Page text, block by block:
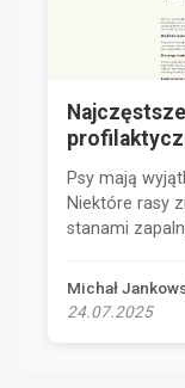
Psy mają
Niektóre rasy
stanami
Michał
24.07.2025